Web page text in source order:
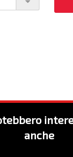
anche